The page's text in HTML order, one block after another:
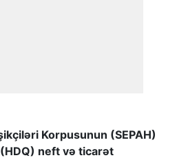
Korpusunun (SEPAH)
neft və ticarət